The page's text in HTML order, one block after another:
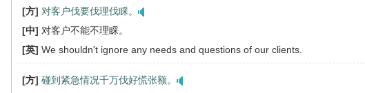
[方] 对客户伐要伐理伐睬。
[中] 对客户不能不理睬。
[英] We shouldn't ignore any needs and questions of our clients.
[方] 碰到紧急情况千万伐好慌张额。